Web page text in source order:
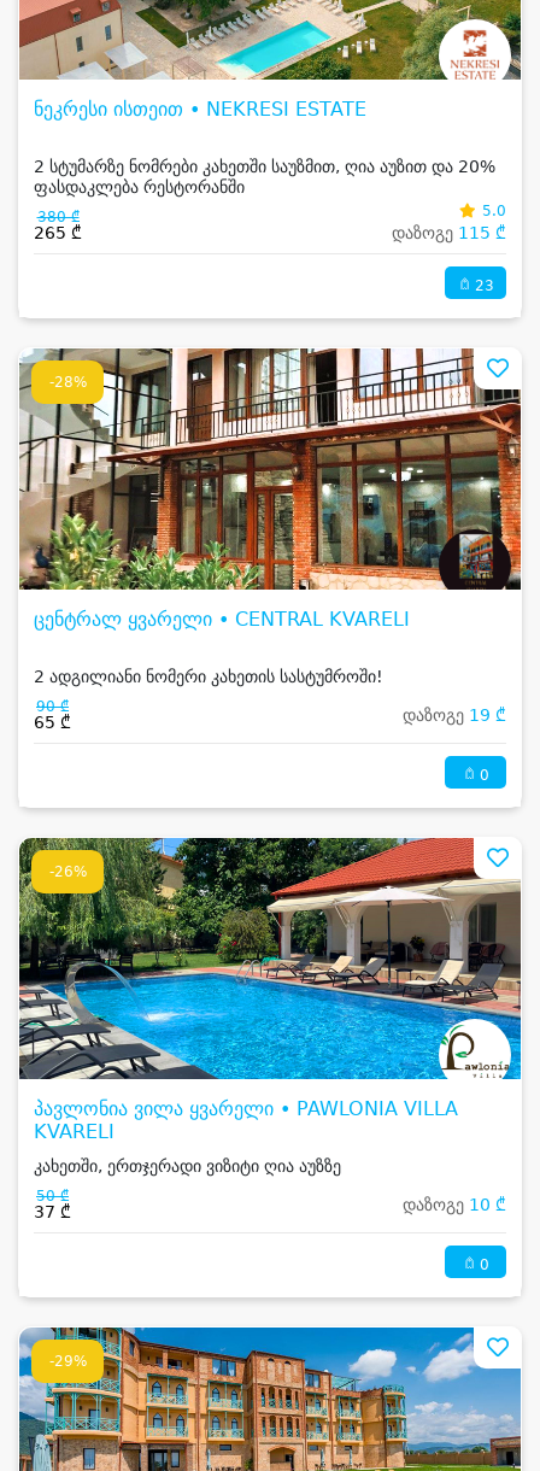
ნეკრესი ისთეით • NEKRESI ESTATE
2 სტუმარზე ნომრები კახეთში საუზმით, ღია აუზით და 20%
ფასდაკლება რესტორანში
380 ₾
265 ₾
5.0
დაზოგე 115 ₾
23
-28%
ცენტრალ ყვარელი • CENTRAL KVARELI
2 ადგილიანი ნომერი კახეთის სასტუმროში!
90 ₾
65 ₾ დაზოგე 19 ₾
0
-26%
პავლონია ვილა ყვარელი • PAWLONIA VILLA
KVARELI
კახეთში, ერთჯერადი ვიზიტი ღია აუზზე
50 ₾
37 ₾ დაზოგე 10 ₾
0
-29%